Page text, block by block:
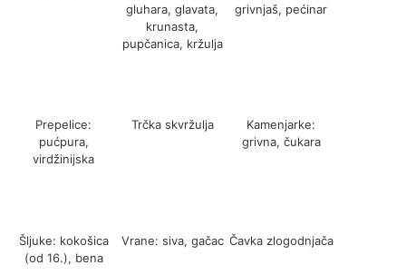
gluhara, glavata,
krunasta,
pupčanica, kržulja
grivnjaš, pećinar
Prepelice:
pućpura,
virdžinijska
Trčka skvržulja
Kamenjarke:
grivna, čukara
Šljuke: kokošica
(od 16.), bena
Vrane: siva, gačac Čavka zlogodnjača